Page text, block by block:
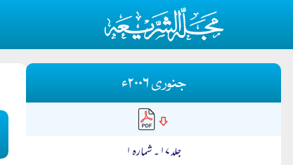
جنوری ۲۰۰۶ء
جلد ۱۷ ۔ شمارہ ۱